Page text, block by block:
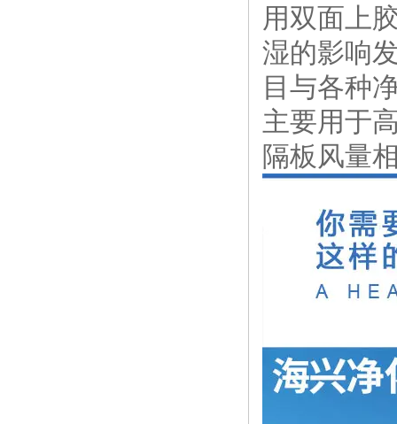
用双面上
湿的影响
目与各种
主要用于
隔板风量